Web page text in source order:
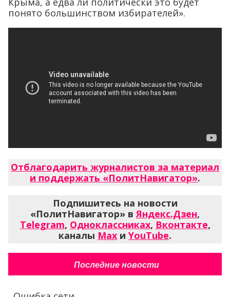
понято большинством избирателей».
Отблагодарить журналистов за материал
и поддержать «ПолитНавигатор».
Подпишитесь на новости
«ПолитНавигатор» вЯндекс.Дзен,
Telegram, Одноклассниках, Вконтакте,
каналы Max и YouTube.
Последние новости